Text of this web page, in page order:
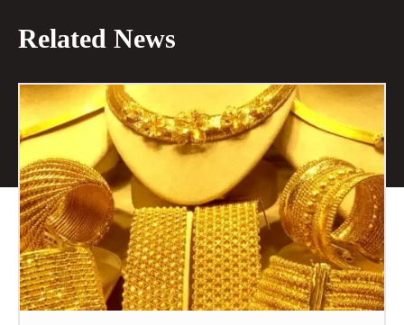
Related News